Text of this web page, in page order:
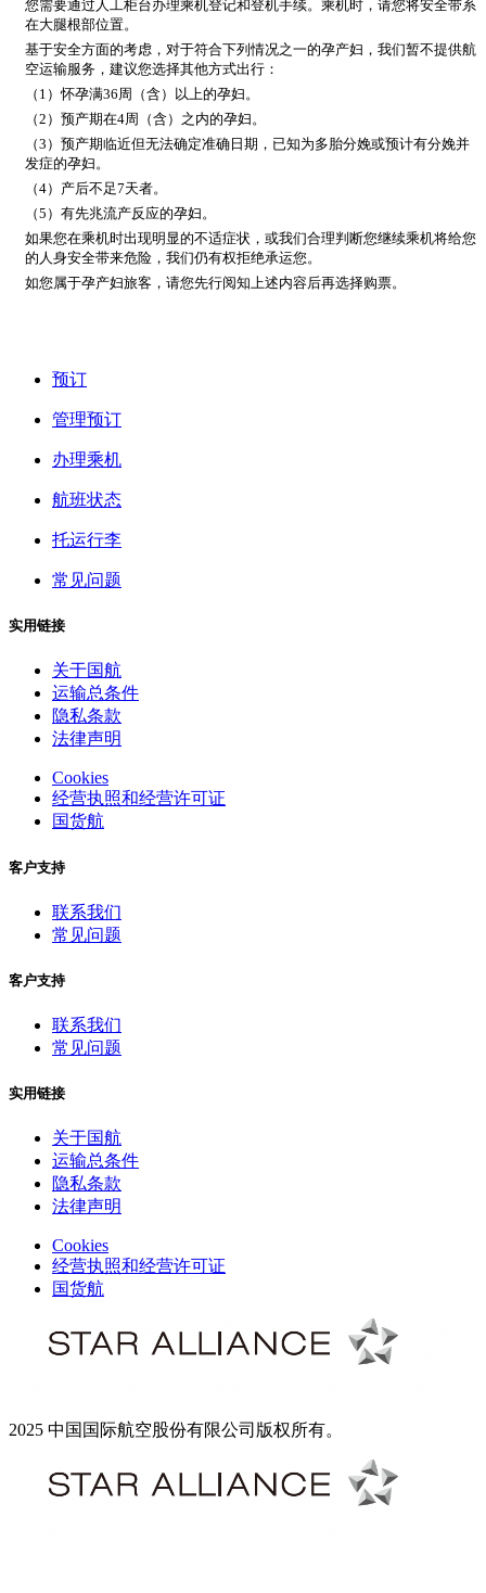
您需要通过人工柜台办理乘机登记和登机手续。乘机时，请您将安全带系
在大腿根部位置。
基于安全方面的考虑，对于符合下列情况之一的孕产妇，我们暂不提供航
空运输服务，建议您选择其他方式出行：
（1）怀孕满36周（含）以上的孕妇。
（2）预产期在4周（含）之内的孕妇。
（3）预产期临近但无法确定准确日期，已知为多胎分娩或预计有分娩并
发症的孕妇。
（4）产后不足7天者。
（5）有先兆流产反应的孕妇。
如果您在乘机时出现明显的不适症状，或我们合理判断您继续乘机将给您
的人身安全带来危险，我们仍有权拒绝承运您。
如您属于孕产妇旅客，请您先行阅知上述内容后再选择购票。
预订
管理预订
办理乘机
航班状态
托运行李
常见问题
实用链接
关于国航
运输总条件
隐私条款
法律声明
Cookies
经营执照和经营许可证
国货航
客户支持
联系我们
常见问题
客户支持
联系我们
常见问题
实用链接
关于国航
运输总条件
隐私条款
法律声明
Cookies
经营执照和经营许可证
国货航
2025 中国国际航空股份有限公司版权所有。